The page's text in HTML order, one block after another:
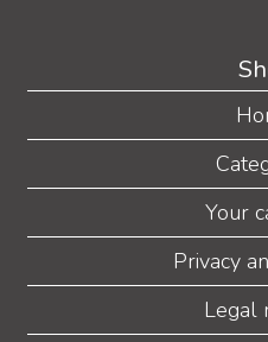
Your
Privacy
Legal